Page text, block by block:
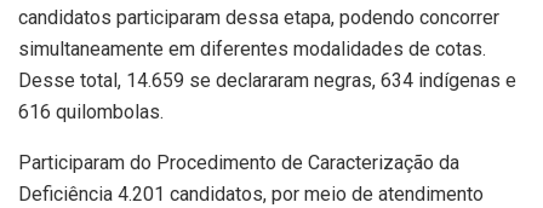
candidatos participaram dessa etapa, podendo concorrer
simultaneamente em diferentes modalidades de cotas.
Desse total, 14.659 se declararam negras, 634 indígenas e
616 quilombolas.
Participaram do Procedimento de Caracterização da
Deficiência 4.201 candidatos, por meio de atendimento